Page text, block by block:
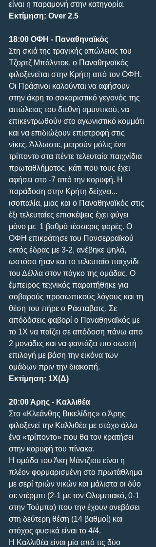
είναι η παραμονή στην κατηγορία.
Εκτίμηση: Over 2.5
18:00 ΟΦΗ - Παναθηναϊκός
Στη σκιά της τραγικής απώλειας του
Τζορτζ Μπάλντοκ, ο Παναθηναϊκός
φιλοξενείται στην Κρήτη από τον ΟΦΗ.
Οι Πράσινοι καλούνται να αφήσουν
στην άκρη το σοκαριστικό γεγονός της
απώλειας του διεθνή αμυντικού, να
επικεντρωθούν στο αγωνιστικό κομμάτι
και να επιδιώξουν επιστροφή στις
νίκες. Άλλωστε, μετρούν μόλις ένα
τρίποντο στα πέντε τελευταία παιχνίδια
πρωταθλήματος, κάτι που τους έχει
αφήσει στο -7 από την κορυφή. Η
παράδοση στην Κρήτη δείχνει...
ισοπαλία, μιας και ο Παναθηναϊκός στις
έξι τελευταίες επισκέψεις έχει φύγει
μόνο με  1 βαθμό τέσσερις φορές. Ο
ΟΦΗ επικράτησε του Πανσερραϊκού
εκτός έδρας με 3-2, ανέβηκε ψηλά,
ωστόσο ήταν και το τελευταίο παιχνίδι
του Δέλλα στον πάγκο της ομάδας. Ο
έμπειρος τεχνικός παραιτήθηκε για
σοβαρούς προσωπικούς λόγους και τη
θέση του πήρε ο Ράσταβατς. Σε
απόδόσεις φαβορί ο Παναθηναϊκός με
το 1Χ να παίζει σε απόδοση πάνω απο
2 μονάδες και να φαντάζει πιο σωστή
επιλογή με βάση την εικόνα των
ομάδων πριν την διακοπή.
Εκτίμηση: 1Χ(Δ)
20:00 Άρης - Καλλιθέα
Στο «Κλεάνθης Βικελίδης» ο Άρης
φιλοξενεί την Καλλιθέα με στόχο άλλο
ένα «τρίποντο» που θα τον κρατήσει
στην κορυφή του πίνακα.
Η ομάδα του Άκη Μάντζιου είναι η
πλέον φορμαρισμένη στο πρωτάθλημα
με σερί τριών νικών και μάλιστα οι δύο
σε ντέρμπι (2-1 με τον Ολυμπιακό, 0-1
στην Τούμπα) που την έχουν ανεβάσει
στη δεύτερη θέση (14 βαθμοί) και
στόχος φυσικά είναι το 4/4.
Η Καλλιθέα είναι μία από τις δύο